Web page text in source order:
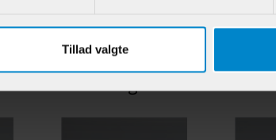
Tillad valgte